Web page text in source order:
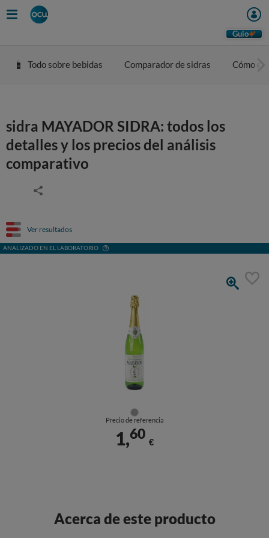
Guio
Todo sobre bebidas Comparador de sidras Cómo
sidra MAYADOR SIDRA: todos los
detalles y los precios del análisis
comparativo
Ver resultados
ANALIZADO EN EL LABORATORIO
Precio de referencia
1,60
€
Acerca de este producto